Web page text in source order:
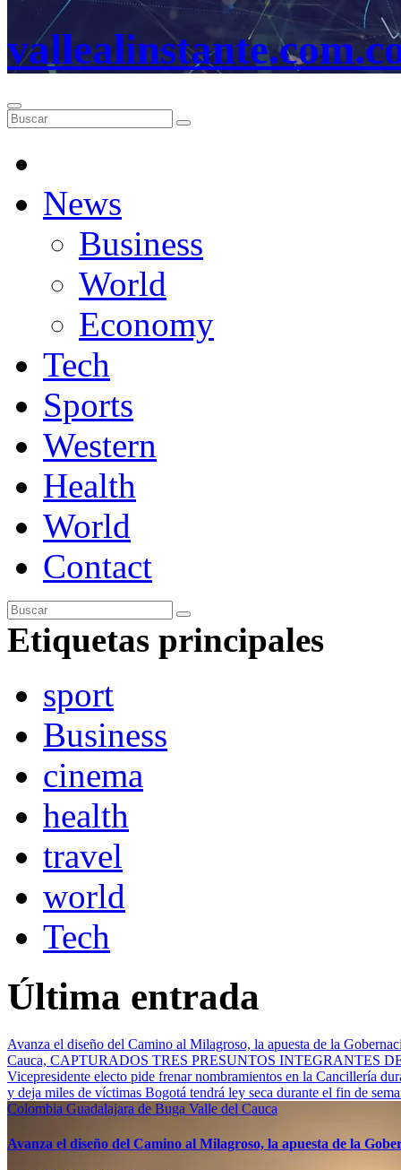
News
Business
World
Economy
Tech
Sports
Western
Health
World
Contact
Etiquetas principales
sport
Business
cinema
health
travel
world
Tech
Última entrada
Avanza el diseño del Camino al Milagroso, la apuesta de la
Cauca, CAPTURADOS TRES PRESUNTOS INTEGRANTES
Vicepresidente electo pide frenar nombramientos en la Cancillería
y deja miles de víctimas Bogotá tendrá ley seca durante el fin de
Colombia Guadalajara de Buga Valle del Cauca
Avanza el diseño del Camino al Milagroso, la apuesta de la